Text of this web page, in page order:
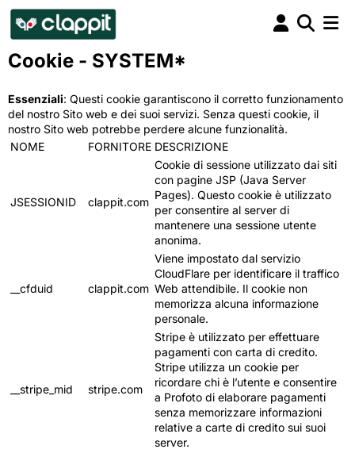
Cookie - SYSTEM*
Essenziali: Questi cookie garantiscono il corretto funzionamento
del nostro Sito web e dei suoi servizi. Senza questi cookie, il
nostro Sito web potrebbe perdere alcune funzionalità.
NOME
FORNITORE DESCRIZIONE
JSESSIONID clappit.com
Cookie di sessione utilizzato dai siti
con pagine JSP (Java Server
Pages). Questo cookie è utilizzato
per consentire al server di
mantenere una sessione utente
anonima.
__cfduid clappit.com
Viene impostato dal servizio
CloudFlare per identificare il traffico
Web attendibile. Il cookie non
memorizza alcuna informazione
personale.
__stripe_mid stripe.com
Stripe è utilizzato per effettuare
pagamenti con carta di credito.
Stripe utilizza un cookie per
ricordare chi è l’utente e consentire
a Profoto di elaborare pagamenti
senza memorizzare informazioni
relative a carte di credito sui suoi
server.